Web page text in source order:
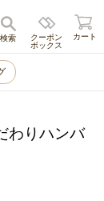
キャンセル
クーポン
ボックス
検索 カート
わりハンバ